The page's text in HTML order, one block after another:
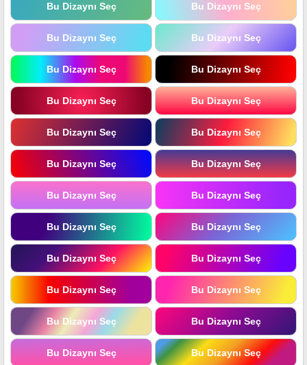
Bu Dizaynı Seç Bu Dizaynı Seç
Bu Dizaynı Seç Bu Dizaynı Seç
Bu Dizaynı Seç Bu Dizaynı Seç
Bu Dizaynı Seç Bu Dizaynı Seç
Bu Dizaynı Seç Bu Dizaynı Seç
Bu Dizaynı Seç Bu Dizaynı Seç
Bu Dizaynı Seç Bu Dizaynı Seç
Bu Dizaynı Seç Bu Dizaynı Seç
Bu Dizaynı Seç Bu Dizaynı Seç
Bu Dizaynı Seç Bu Dizaynı Seç
Bu Dizaynı Seç Bu Dizaynı Seç
Bu Dizaynı Seç Bu Dizaynı Seç